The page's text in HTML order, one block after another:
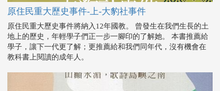
原住民重大歷史事件-上-大豹社事件
原住民重大歷史事件將納入12年國教。 曾發生在我們生長的土
地上的歷史，年輕學子們正一步一腳印的了解她。 本書推薦給
學子，讓下一代更了解；更推薦給和我們同年代，沒有機會在
教科書上閱讀的成年人。